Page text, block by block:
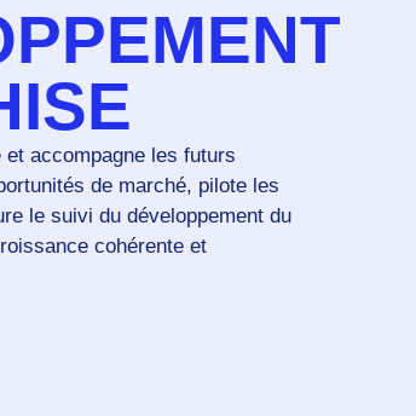
accompagne les futurs
de marché, pilote les
le suivi du développement du
cohérente et